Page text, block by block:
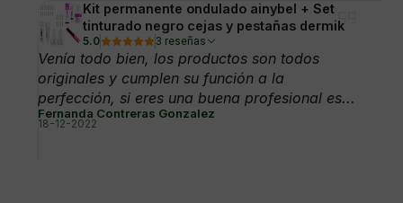
Kit permanente ondulado ainybel + Set
tinturado negro cejas y pestañas dermik
5.0 3 reseñas
Venía todo bien, los productos son todos
originales y cumplen su función a la
perfección, si eres una buena profesional es...
Fernanda Contreras Gonzalez
18-12-2022